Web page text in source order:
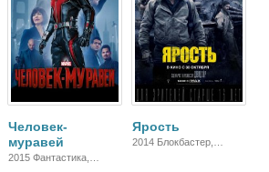
Человек-
муравей
2015 Фантастика,
Ярость
2014 Блокбастер,